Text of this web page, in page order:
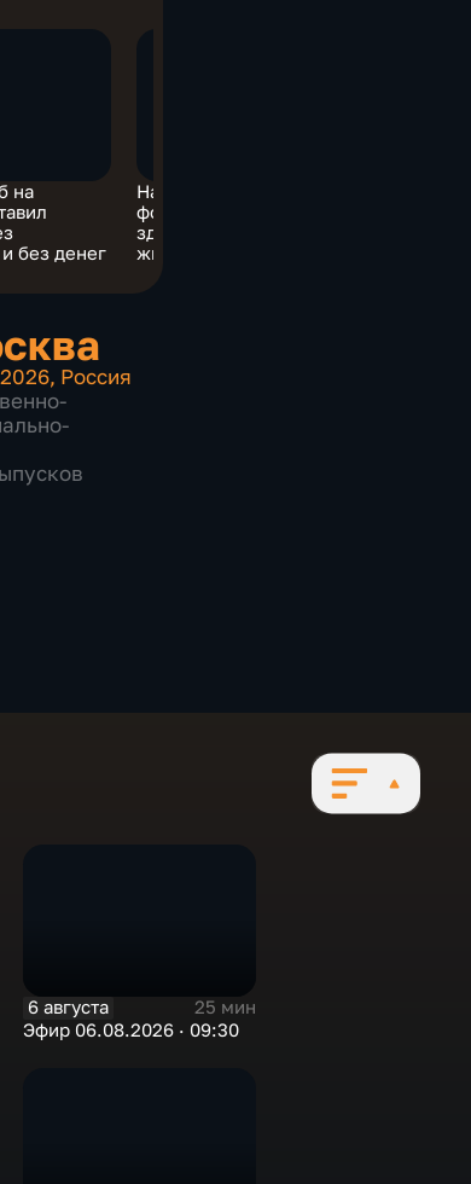
на
без денег
На ВДНХ открылся
форум, посвященный
здоровому образу
жизни
, Россия
6 августа
25 мин
Эфир 06.08.2026 · 09:30